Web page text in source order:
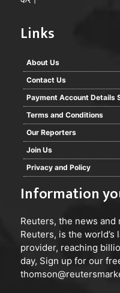
Links
About Us
Contact Us
Payment Account Details
Terms and Conditions
Our Reporters
Join Us
Privacy and Policy
Information
Reuters, the news and
Reuters, is the
provider, reaching
day, Sign up for our